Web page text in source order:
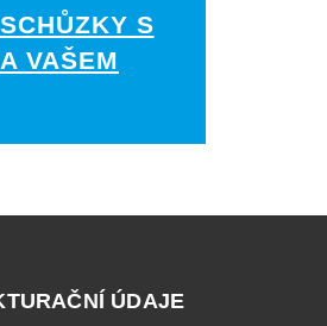
S
VAŠEM
ÚDAJE